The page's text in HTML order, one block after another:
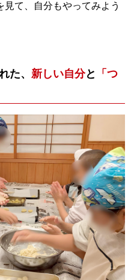
て、自分もやってみよう
た、 新しい自分と
「つ